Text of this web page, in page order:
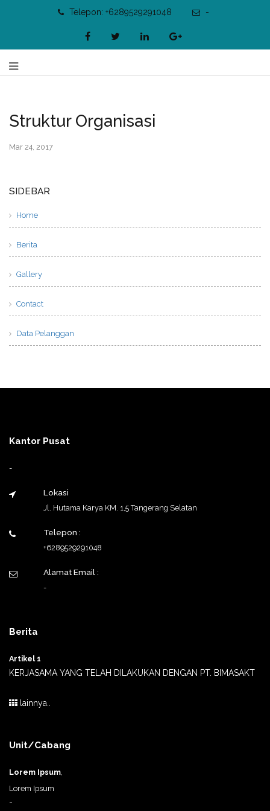
Telepon: +6289529291048 -
Struktur Organisasi
Mar 24, 2017
SIDEBAR
Home
Berita
Gallery
Contact
Data Pelanggan
Kantor Pusat
-
Lokasi
Jl. Hutama Karya KM. 1,5 Tangerang Selatan
Telepon :
+6289529291048
Alamat Email :
-
Berita
Artikel 1
KERJASAMA YANG TELAH DILAKUKAN DENGAN PT. BIMASAKT
lainnya..
Unit/Cabang
Lorem Ipsum
Lorem Ipsum
-